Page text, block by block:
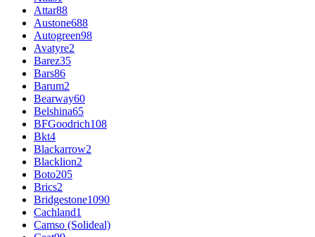
Attar88
Austone688
Autogreen98
Avatyre2
Barez35
Bars86
Barum2
Bearway60
Belshina65
BFGoodrich108
Bkt4
Blackarrow2
Blacklion2
Boto205
Brics2
Bridgestone1090
Cachland1
Camso (Solideal)